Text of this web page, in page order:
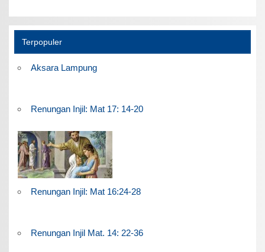
Terpopuler
Aksara Lampung
Renungan Injil: Mat 17: 14-20
Renungan Injil: Mat 16:24-28
Renungan Injil Mat. 14: 22-36